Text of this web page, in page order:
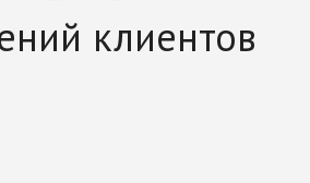
клиентов